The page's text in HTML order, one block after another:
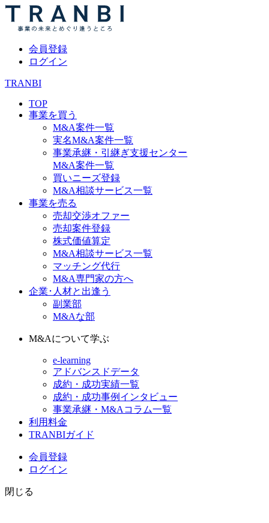
会員登録
ログイン
TRANBI
TOP
事業を買う
M&A案件一覧
実名M&A案件一覧
事業承継・引継ぎ支援センター
M&A案件一覧
買いニーズ登録
M&A相談サービス一覧
事業を売る
売却交渉オファー
売却案件登録
株式価値算定
M&A相談サービス一覧
マッチング代行
M&A専門家の方へ
企業･人材と出逢う
副業部
M&Aな部
M&Aについて学ぶ
e-learning
アドバンスドデータ
成約・成功実績一覧
成約・成功事例インタビュー
事業承継・M&Aコラム一覧
利用料金
TRANBIガイド
会員登録
ログイン
閉じる